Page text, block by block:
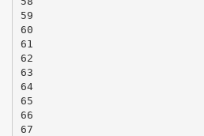
59
60
61
62
63
64
65
66
67